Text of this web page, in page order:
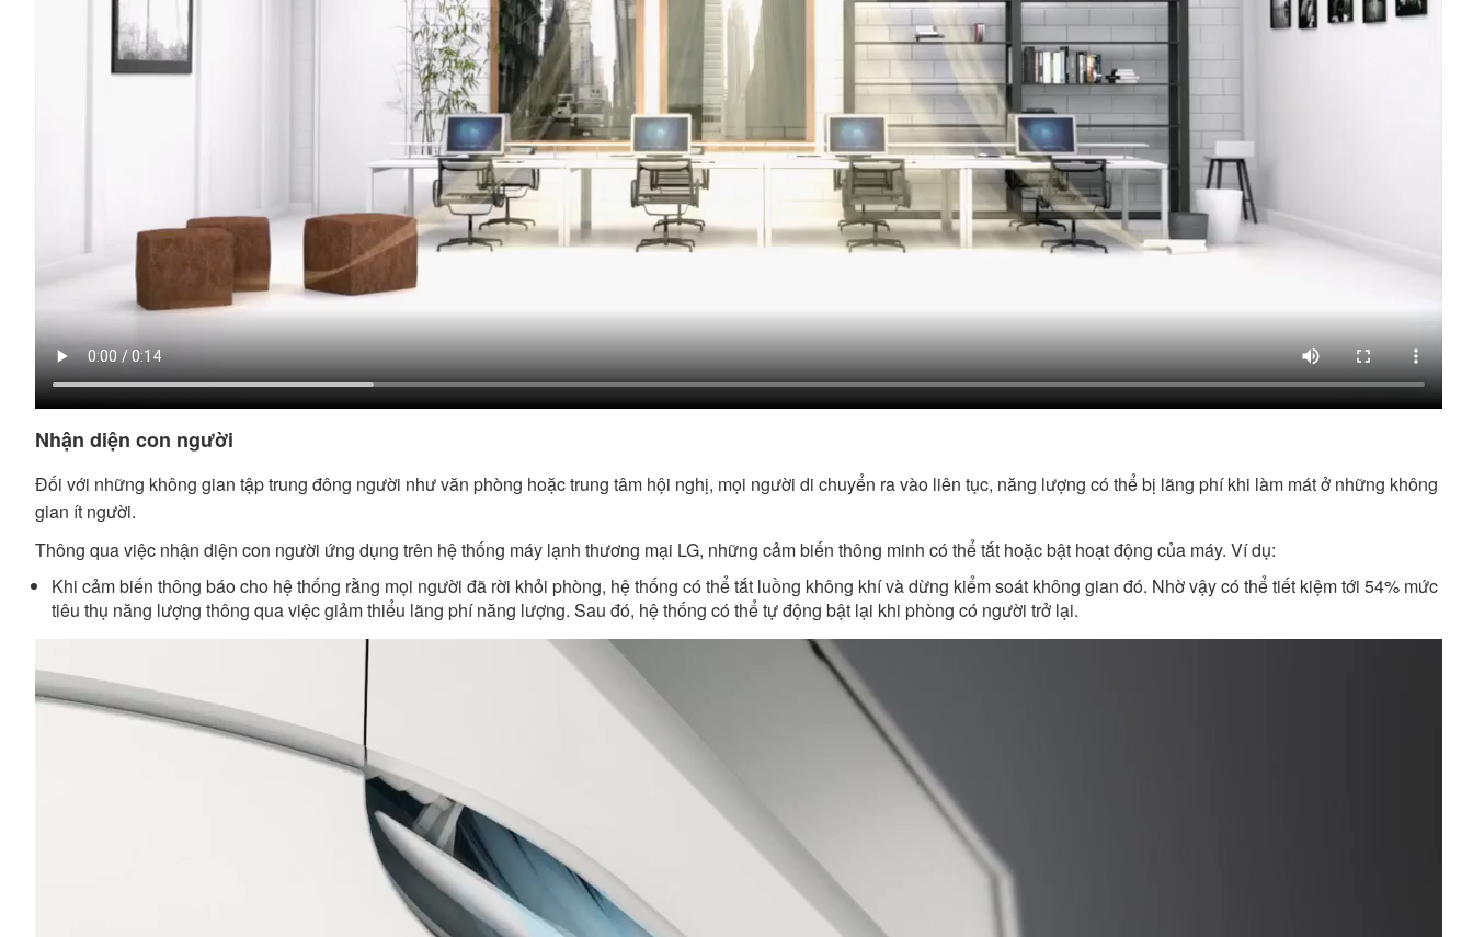
Nhận diện con người
Đối với những không gian tập trung đông người như văn phòng hoặc trung tâm hội nghị, mọi người di chuyển ra vào liên tục, năng lượng có thể bị lãng phí khi làm mát ở những không
gian ít người.
Thông qua việc nhận diện con người ứng dụng trên hệ thống máy lạnh thương mại LG, những cảm biến thông minh có thể tắt hoặc bật hoạt động của máy. Ví dụ:
Khi cảm biến thông báo cho hệ thống rằng mọi người đã rời khỏi phòng, hệ thống có thể tắt luồng không khí và dừng kiểm soát không gian đó. Nhờ vậy có thể tiết kiệm tới 54% mức
tiêu thụ năng lượng thông qua việc giảm thiểu lãng phí năng lượng. Sau đó, hệ thống có thể tự động bật lại khi phòng có người trở lại.